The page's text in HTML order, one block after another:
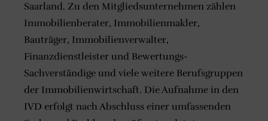
Saarland. Zu den Mitgliedsunternehmen zählen
Immobilienberater, Immobilienmakler,
Bauträger, Immobilienverwalter,
Finanzdienstleister und Bewertungs-
Sachverständige und viele weitere Berufsgruppen
der Immobilienwirtschaft. Die Aufnahme in den
IVD erfolgt nach Abschluss einer umfassenden